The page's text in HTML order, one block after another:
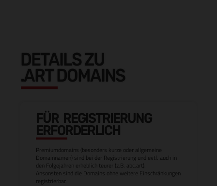
DETAILS ZU
.ART DOMAINS
FÜR REGISTRIERUNG
ERFORDERLICH
Premiumdomains (besonders kurze oder allgemeine
Domainnamen) sind bei der Registrierung und evtl. auch in
den Folgejahren erheblich teurer (z.B. abc.art).
Ansonsten sind die Domains ohne weitere Einschränkungen
registrierbar.